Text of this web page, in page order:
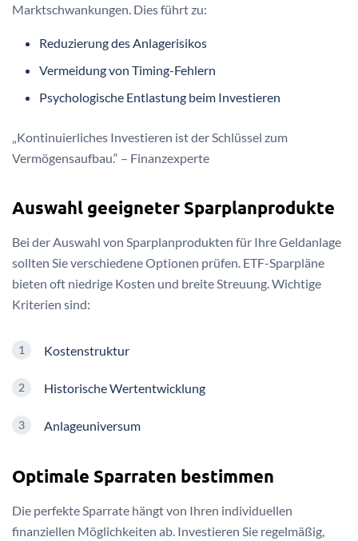
Marktschwankungen. Dies führt zu:
Reduzierung des Anlagerisikos
Vermeidung von Timing-Fehlern
Psychologische Entlastung beim Investieren
„Kontinuierliches Investieren ist der Schlüssel zum
Vermögensaufbau.“ – Finanzexperte
Auswahl geeigneter Sparplanprodukte
Bei der Auswahl von Sparplanprodukten für Ihre Geldanlage
sollten Sie verschiedene Optionen prüfen. ETF-Sparpläne
bieten oft niedrige Kosten und breite Streuung. Wichtige
Kriterien sind:
Kostenstruktur
Historische Wertentwicklung
Anlageuniversum
Optimale Sparraten bestimmen
Die perfekte Sparrate hängt von Ihren individuellen
finanziellen Möglichkeiten ab. Investieren Sie regelmäßig,